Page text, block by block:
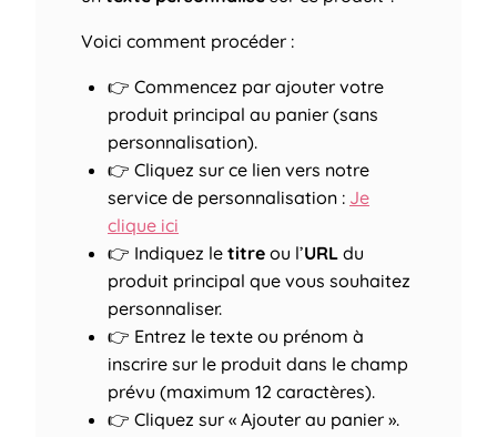
Voici comment procéder :
👉 Commencez par ajouter votre
produit principal au panier (sans
personnalisation).
👉 Cliquez sur ce lien vers notre
service de personnalisation : Je
clique ici
👉 Indiquez le titre ou l’URL du
produit principal que vous souhaitez
personnaliser.
👉 Entrez le texte ou prénom à
inscrire sur le produit dans le champ
prévu (maximum 12 caractères).
👉 Cliquez sur « Ajouter au panier ».